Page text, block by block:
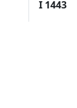
I 1443